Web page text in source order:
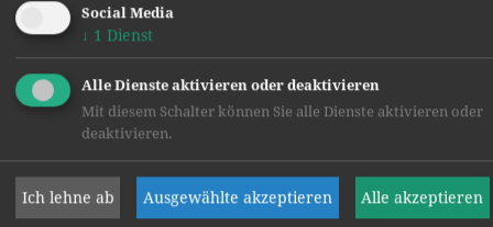
Social Media
↓ 1 Dienst
Alle Dienste aktivieren oder deaktivieren
Mit diesem Schalter können Sie alle Dienste aktivieren oder
deaktivieren.
Ich lehne ab Ausgewählte akzeptieren Alle akzeptieren